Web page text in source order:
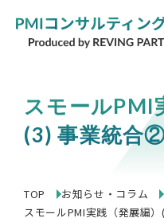
スモールPMI
(3) 事業統合
TOP
お知らせ・コラム
スモールPMI実践（発展編